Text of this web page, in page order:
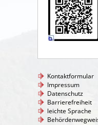
Kontaktformular
Impressum
Datenschutz
Barrierefreiheit
leichte Sprache